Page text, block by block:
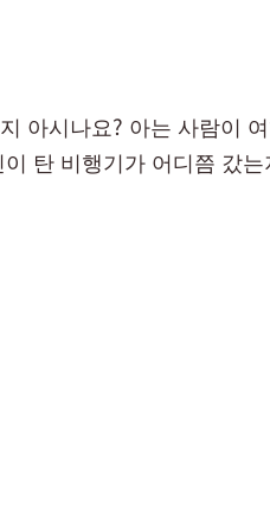
아시나요? 아는 사람이
탄 비행기가 어디쯤 갔